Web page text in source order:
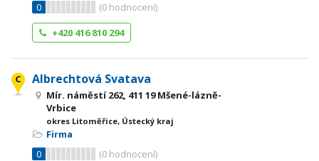
0
(0 hodnocení)
+420 416 810 294
Albrechtová Svatava
Mír. náměstí 262, 411 19 Mšené-lázně-
Vrbice
okres Litoměřice, Ústecký kraj
Firma
0
(0 hodnocení)